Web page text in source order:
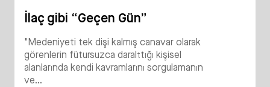
İlaç gibi “Geçen Gün”
"Medeniyeti tek dişi kalmış canavar olarak
görenlerin fütursuzca daralttığı kişisel
alanlarında kendi kavramlarını sorgulamanın
ve...